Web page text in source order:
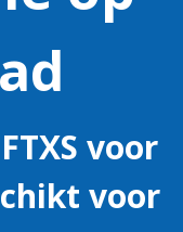
voor
voor